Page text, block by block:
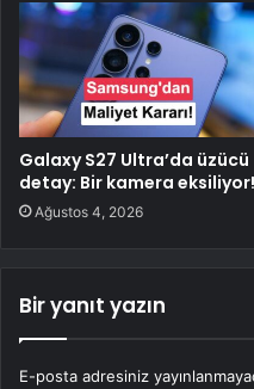
Galaxy S27 Ultra’da üzücü
detay: Bir kamera eksiliyor!
Ağustos 4, 2026
Bir yanıt yazın
E-posta adresiniz